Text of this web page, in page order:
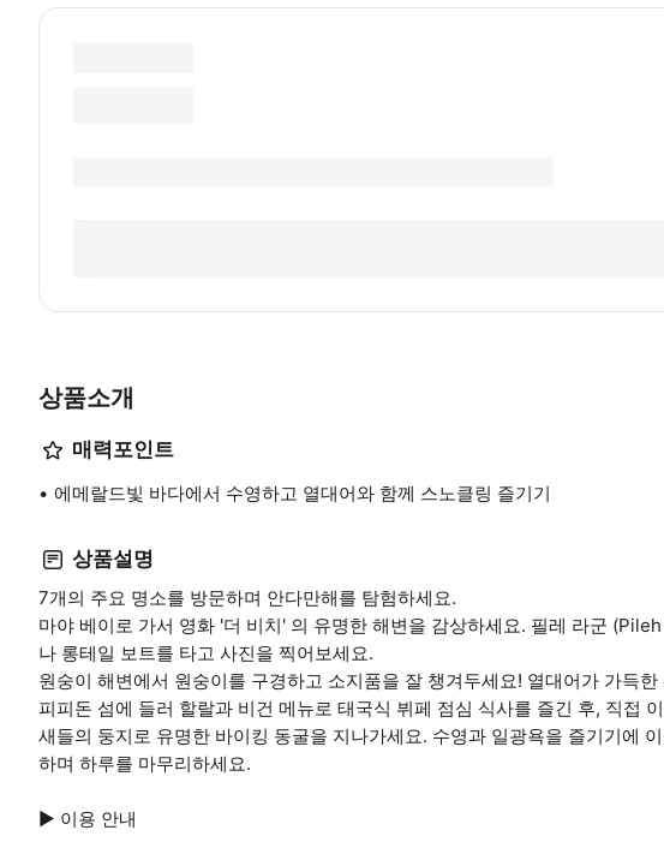
상품소개
매력포인트
에메랄드빛 바다에서 수영하고 열대어와 함께 스노클링 즐기기
상품설명
7개의 주요 명소를 방문하며 안다만해를 탐험하세요.
마야 베이로 가서 영화 '더 비치' 의 유명한 해변을 감상하세요. 필레 라군
나 롱테일 보트를 타고 사진을 찍어보세요.
원숭이 해변에서 원숭이를 구경하고 소지품을 잘 챙겨두세요! 열대어가 가득
피피돈 섬에 들러 할랄과 비건 메뉴로 태국식 뷔페 점심 식사를 즐긴 후, 직접
새들의 둥지로 유명한 바이킹 동굴을 지나가세요. 수영과 일광욕을 즐기기에
하며 하루를 마무리하세요.
▶ 이용 안내